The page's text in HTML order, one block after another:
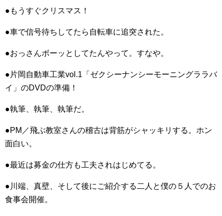
●もうすぐクリスマス！
●車で信号待ちしてたら自転車に追突された。
●おっさんボーッとしてたんやって。すなや。
●片岡自動車工業vol.1「ゼクシーナンシーモーニングララバ
イ」のDVDの準備！
●執筆、執筆、執筆だ。
●PM／飛ぶ教室さんの稽古は背筋がシャッキリする。ホン
面白い。
●最近は募金の仕方も工夫されはじめてる。
●川端、真壁、そして後にご紹介する二人と僕の５人でのお
食事会開催。